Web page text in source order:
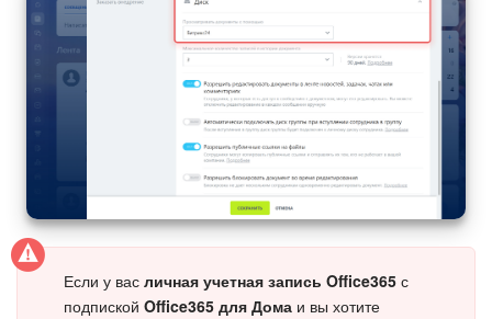
ПОЛУЧИТЬ БЕСПЛАТНО
ВХОД
Если у вас личная учетная запись Office365 с
подпиской Office365 для Дома и вы хотите